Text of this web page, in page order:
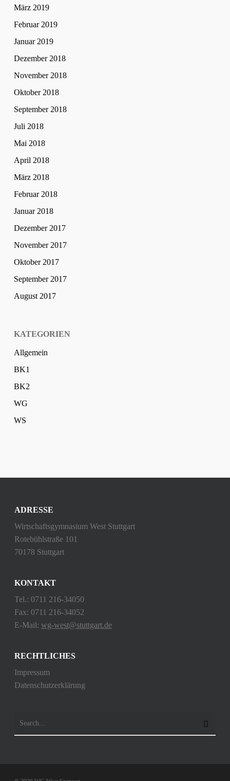
März 2019
Februar 2019
Januar 2019
Dezember 2018
November 2018
Oktober 2018
September 2018
Juli 2018
Mai 2018
April 2018
März 2018
Februar 2018
Januar 2018
Dezember 2017
November 2017
Oktober 2017
September 2017
August 2017
KATEGORIEN
Allgemein
BK1
BK2
WG
WS
ADRESSE
Wirtschaftsgymnasium West Stuttgart
Rotebühlstraße 101
70178 Stuttgart
KONTAKT
Tel.: 0711 216-34050
Fax: 0711 216-34052
E-Mail: wg-west@stuttgart.de
RECHTLICHES
Impressum
Datenschutzerklärung